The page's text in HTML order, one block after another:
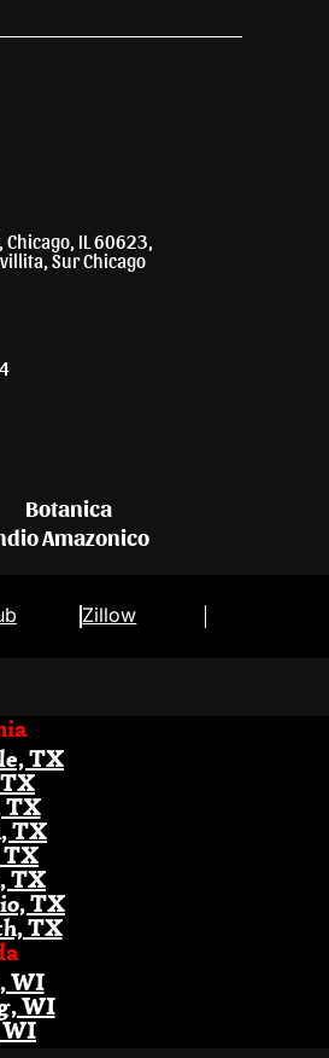
IL 60623,
Sur Chicago
Botanica
Amazonico
Zillow
TX
TX
TX
TX
TX
TX
TX
WI
WI
WI